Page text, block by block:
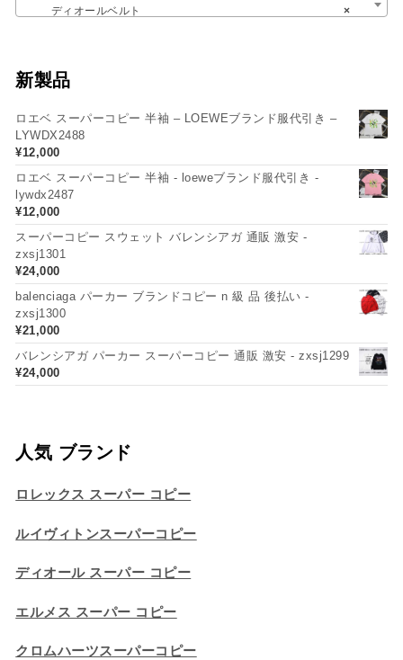
×
ディオールベルト
新製品
ロエベ スーパーコピー 半袖 – LOEWEブランド服代引き –
LYWDX2488
¥12,000
ロエベ スーパーコピー 半袖 - loeweブランド服代引き -
lywdx2487
¥12,000
スーパーコピー スウェット バレンシアガ 通販 激安 -
zxsj1301
¥24,000
balenciaga パーカー ブランドコピー n 級 品 後払い -
zxsj1300
¥21,000
バレンシアガ パーカー スーパーコピー 通販 激安 - zxsj1299
¥24,000
人気 ブランド
ロレックス スーパー コピー
ルイヴィトンスーパーコピー
ディオール スーパー コピー
エルメス スーパー コピー
クロムハーツスーパーコピー